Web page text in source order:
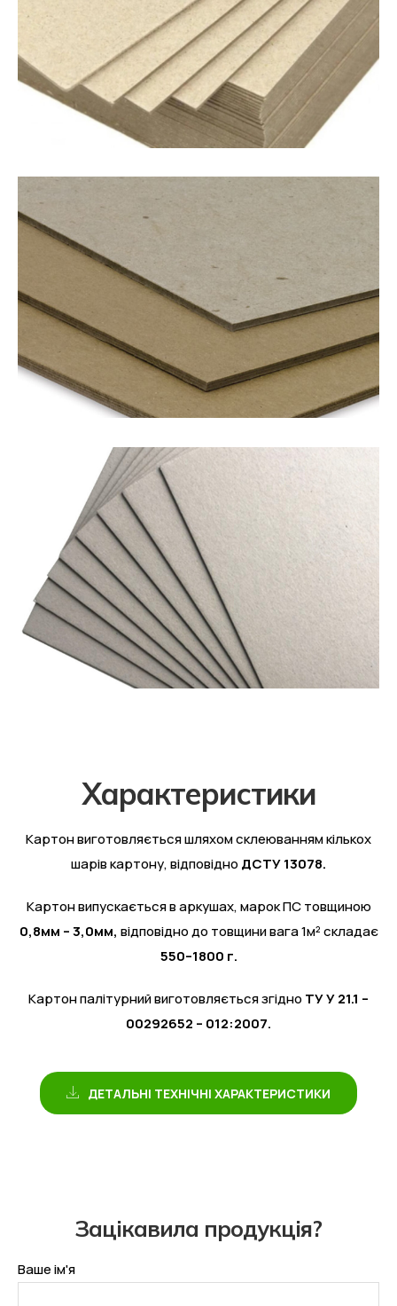
Характеристики
Картон виготовляється шляхом склеюванням кількох
шарів картону, відповідно ДСТУ 13078.
Картон випускається в аркушах, марок ПС товщиною
0,8мм – 3,0мм, відповідно до товщини вага 1м² складає
550–1800 г.
Картон палітурний виготовляється згідно ТУ У 21.1 –
00292652 – 012:2007.
ДЕТАЛЬНІ ТЕХНІЧНІ ХАРАКТЕРИСТИКИ
Зацікавила продукція?
Ваше ім'я